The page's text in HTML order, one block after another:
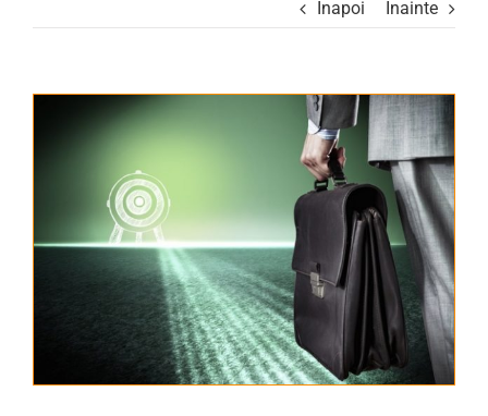
Inapoi Inainte